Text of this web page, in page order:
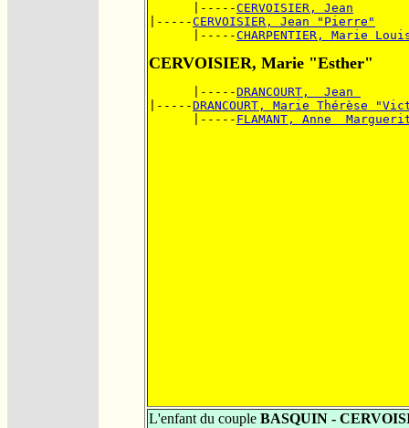
      |-----
CERVOISIER, Jean
|-----CERVOISIER, Jean "Pierre"
      |-----
CHARPENTIER, Marie
CERVOISIER, Marie "Esther"
      |-----
DRANCOURT,  Jean
|-----DRANCOURT, Marie Thérèse
      |-----
FLAMANT, Anne
L'enfant du couple BASQUIN -